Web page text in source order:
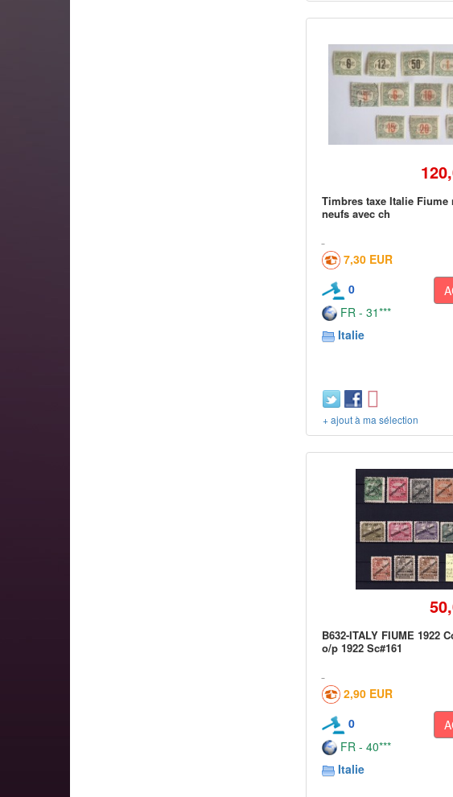
Timbres taxe Italie Fiume
neufs avec ch
7,30 EUR
0
FR - 31***
Italie
+ ajout à ma sélection
B632-ITALY FIUME 1922
o/p 1922 Sc#161
2,90 EUR
0
FR - 40***
Italie